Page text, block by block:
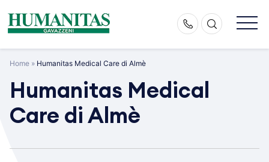
content
Home » Humanitas Medical Care di Almè
Humanitas Medical
Care di Almè